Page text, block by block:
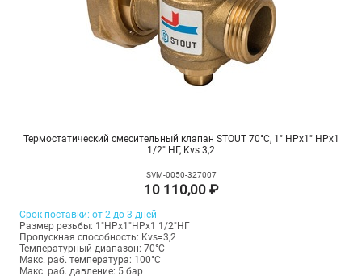
Термостатический смесительный клапан STOUT 70°C, 1" НРх1" НРх1
1/2" НГ, Kvs 3,2
SVM-0050-327007
10 110,00 ₽
Срок поставки: от 2 до 3 дней
Размер резьбы: 1"НРх1"НРх1 1/2"НГ
Пропускная способность: Kvs=3,2
Температурный диапазон: 70°С
Макс. раб. температура: 100°C
Макс. раб. давление: 5 бар